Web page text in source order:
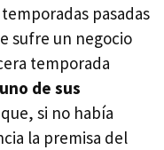
pasadas
sufre un negocio
temporada
de sus
que, si no había
la premisa del